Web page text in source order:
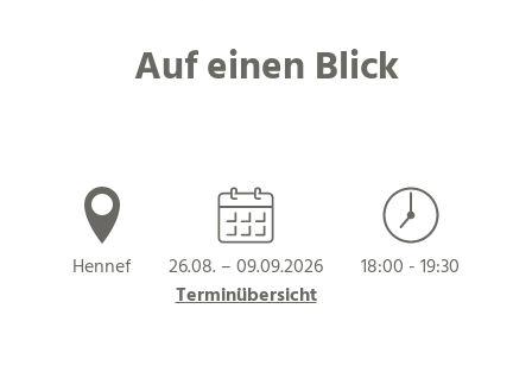
Auf einen Blick
Hennef
26.08. – 09.09.2026
Terminübersicht
18:00 - 19:30